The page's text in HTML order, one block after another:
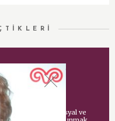
Koç Vakfı
Koç tarafından sosyal ve